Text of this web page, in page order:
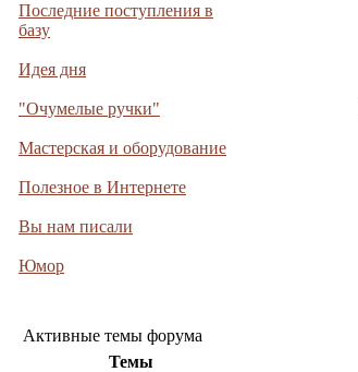
Последние поступления в
базу
Идея дня
"Очумелые ручки"
Мастерская и оборудование
Полезное в Интернете
Вы нам писали
Юмор
Активные темы форума
Темы